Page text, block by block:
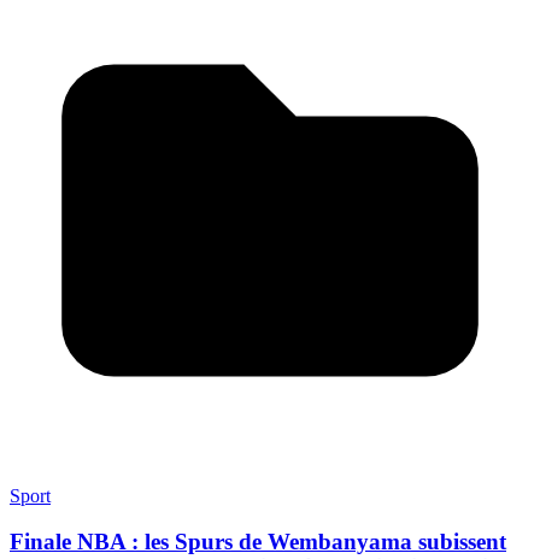
Sport
Finale NBA : les Spurs de Wembanyama subissent